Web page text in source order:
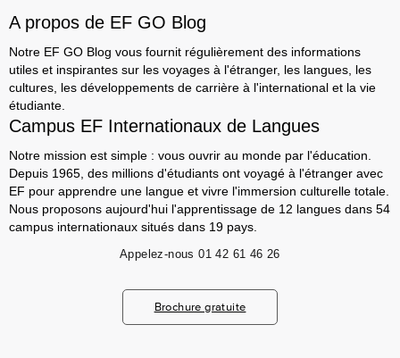
A propos de EF GO Blog
Notre EF GO Blog vous fournit régulièrement des informations
utiles et inspirantes sur les voyages à l'étranger, les langues, les
cultures, les développements de carrière à l'international et la vie
étudiante.
Campus EF Internationaux de Langues
Notre mission est simple : vous ouvrir au monde par l'éducation.
Depuis 1965, des millions d'étudiants ont voyagé à l'étranger avec
EF pour apprendre une langue et vivre l'immersion culturelle totale.
Nous proposons aujourd'hui l'apprentissage de 12 langues dans 54
campus internationaux situés dans 19 pays.
Appelez-nous 01 42 61 46 26
Brochure gratuite